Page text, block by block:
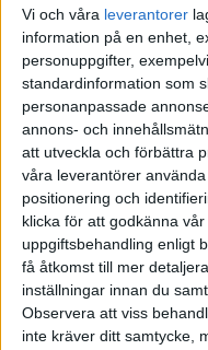
Vi och våra leverantorer
information på en enhet,
personuppgifter,
standardinformation som
personanpassade
annons- och
att utveckla och förbättra
våra leverantörer
positionering och
klicka för att godkänna
uppgiftsbehandling enligt
få åtkomst till mer
inställningar innan du
Observera att viss
inte kräver ditt samtycke,
som ingick i enkäten.
Högt uppsatta
Av enkäten framgår
utsträckning känner
med någon som är
anser också att
arbetsplatsen, och
att göra tillfälliga
en medarbetare som
uppger även att de